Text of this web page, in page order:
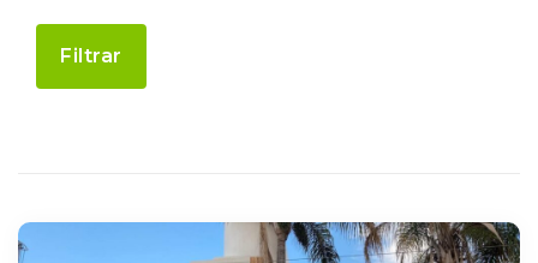
Filtrar